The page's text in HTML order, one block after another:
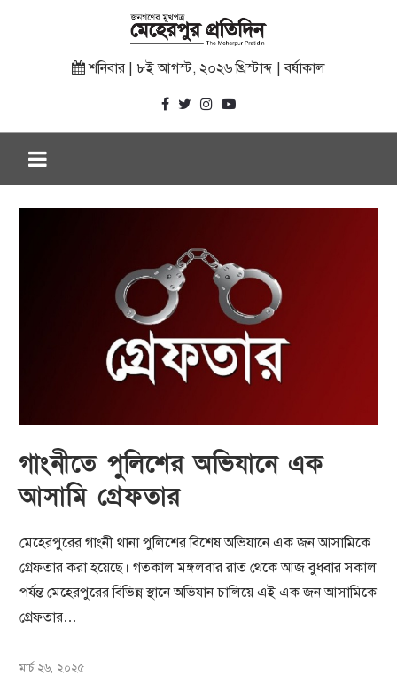
শনিবার | ৮ই আগস্ট, ২০২৬ খ্রিস্টাব্দ | বর্ষাকাল
গাংনীতে পুলিশের অভিযানে এক
আসামি গ্রেফতার
মেহেরপুরের গাংনী থানা পুলিশের বিশেষ অভিযানে এক জন আসামিকে
গ্রেফতার করা হয়েছে। গতকাল মঙ্গলবার রাত থেকে আজ বুধবার সকাল
পর্যন্ত মেহেরপুরের বিভিন্ন স্থানে অভিযান চালিয়ে এই এক জন আসামিকে
গ্রেফতার…
মার্চ ২৬, ২০২৫